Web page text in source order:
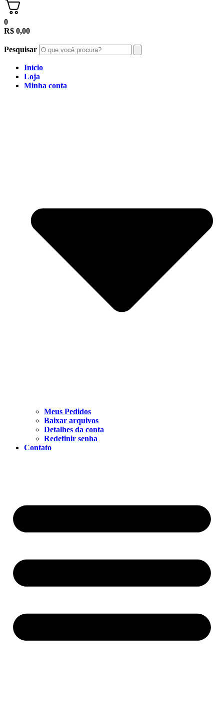
0
R$ 0,00
Pesquisar
Início
Loja
Minha conta
Meus Pedidos
Baixar arquivos
Detalhes da conta
Redefinir senha
Contato